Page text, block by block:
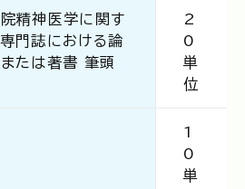
精神医学に関す
門誌における論
たは著書 筆頭
2
0
単
位
1
0
単